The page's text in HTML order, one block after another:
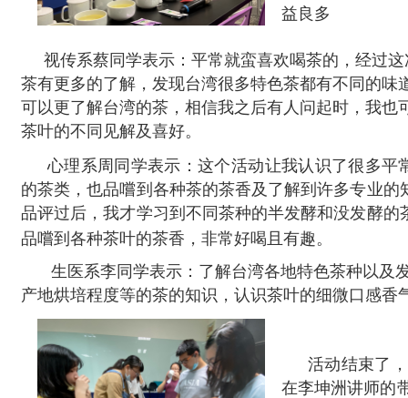
益良多
视传系蔡同学表示：平常就蛮喜欢喝茶的，经过
茶有更多的了解，发现台湾很多特色茶都有不同的味
可以更了解台湾的茶，相信我之后有人问起时，我也
茶叶的不同见解及喜好。
心理系周同学表示：这个活动让我认识了很多平
的茶类，也品嚐到各种茶的茶香及了解到许多专业的
品评过后，我才学习到不同茶种的半发酵和没发酵的
品嚐到各种茶叶的茶香，非常好喝且有趣。
生医系李同学表示：了解台湾各地特色茶种以及
产地烘培程度等的茶的知识，认识茶叶的细微口感香
活动结束了，
在李坤洲讲师的